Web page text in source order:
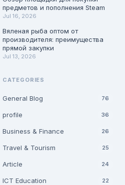
предметов и пополнения Steam
Jul 16, 2026
Вяленая рыба оптом от
производителя: преимущества
прямой закупки
Jul 13, 2026
CATEGORIES
General Blog 76
profile 36
Business & Finance 26
Travel & Tourism 25
Article 24
ICT Education 22